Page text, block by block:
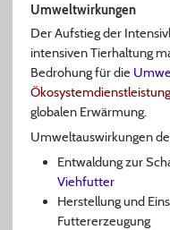
Umweltwirkungen
Der Aufstieg der
intensiven Tierhaltung
Bedrohung für die
globalen Erwärmung.
Umweltauswirkungen
Entwaldung zur
Viehfutter
Herstellung und
Futtererzeugung